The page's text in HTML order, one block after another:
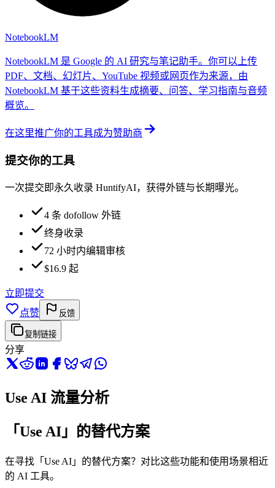
NotebookLM
NotebookLM 是 Google 的 AI 研究与笔记助手。你可以上传
PDF、文档、幻灯片、YouTube 视频或网页作为来源，由
NotebookLM 基于这些资料生成摘要、问答、学习指南与音频
概览。
在这里推广你的工具成为赞助商
提交你的工具
一次提交即永久收录 HuntifyAI，获得外链与长期曝光。
4 条 dofollow 外链
终身收录
72 小时内编辑审核
$16.9 起
立即提交
点赞
反馈
复制链接
分享
Use AI 流量分析
「Use AI」的替代方案
在寻找「Use AI」的替代方案？对比这些功能和使用场景相近
的 AI 工具。